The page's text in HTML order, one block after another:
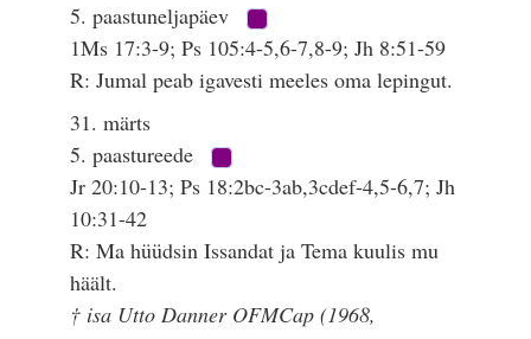
5. paastuneljapäev
1Ms 17:3-9; Ps 105:4-5,6-7,8-9; Jh 8:51-59
R: Jumal peab igavesti meeles oma lepingut.
31. märts
5. paastureede
Jr 20:10-13; Ps 18:2bc-3ab,3cdef-4,5-6,7; Jh
10:31-42
R: Ma hüüdsin Issandat ja Tema kuulis mu
häält.
† isa Utto Danner OFMCap (1968,